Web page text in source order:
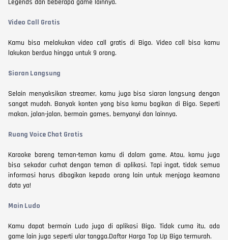
Legends dan beberapa game lainnya.
Video Call Gratis
Kamu bisa melakukan video call gratis di Bigo. Video call bisa kamu
lakukan berdua hingga untuk 9 orang.
Siaran Langsung
Selain menyaksikan streamer, kamu juga bisa siaran langsung dengan
sangat mudah. Banyak konten yang bisa kamu bagikan di Bigo. Seperti
makan, jalan-jalan, bermain games, bernyanyi dan lainnya.
Ruang Voice Chat Gratis
Karaoke bareng teman-teman kamu di dalam game. Atau, kamu juga
bisa sekadar curhat dengan teman di aplikasi. Tapi ingat, tidak semua
informasi harus dibagikan kepada orang lain untuk menjaga keamana
data ya!
Main Ludo
Kamu dapat bermain Ludo juga di aplikasi Bigo. Tidak cuma itu, ada
game lain juga seperti ular tangga.Daftar Harga Top Up Bigo termurah.